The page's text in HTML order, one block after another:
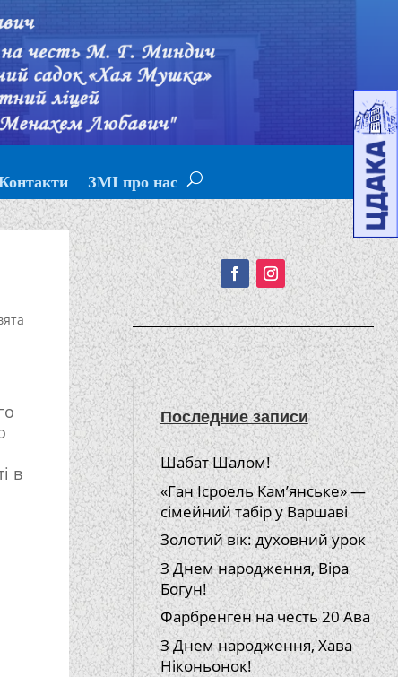
ЗМІ про нас
в
Подписывайтесь!
Последние записи
Шабат Шалом!
«Ган Ісроель Кам’янське» —
сімейний табір у Варшаві
Золотий вік: духовний урок
З Днем народження, Віра
Богун!
Фарбренген на честь 20 Ава
З Днем народження, Хава
Ніконьонок!